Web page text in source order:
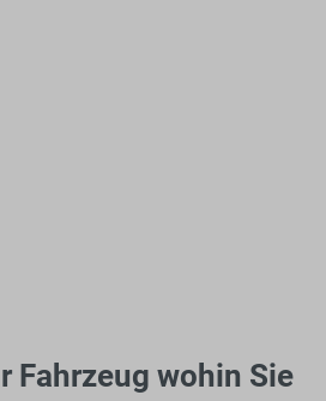
Fahrzeug wohin Sie